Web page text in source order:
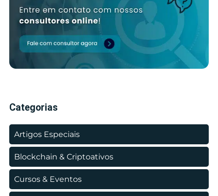
Categorias
Artigos Especiais
Blockchain & Criptoativos
Cursos & Eventos